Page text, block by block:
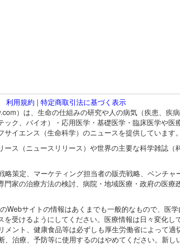
利用規約 | 特定商取引法に基づく表示
）は、生命の仕組みの研究や人の病気（疾患、疾
ク、バイオ）・応用医学・基礎医学・臨床医学や
イエンス（生命科学）のニュースを提供しています
ス（ニュースリリース）や世界の主要な科学雑誌
策定、マーケティング担当者の販売戦略、ベンチ
家の治療方法の検討、病院・地域医療・政府の医
Webサイトの情報はあくまでも一般的なもので、医
受けるようにしてください。医療情報は日々変化
ント、健康食品等は必ずしも厚生労働省によって
治療、予防等に使用するのはやめてください。新